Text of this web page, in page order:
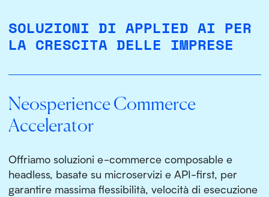
SOLUZIONI DI APPLIED AI PER
LA CRESCITA DELLE IMPRESE
Neosperience Commerce
Accelerator
Offriamo soluzioni e-commerce composable e
headless, basate su microservizi e API-first, per
garantire massima flessibilità, velocità di esecuzione